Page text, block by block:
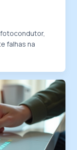
falhas na